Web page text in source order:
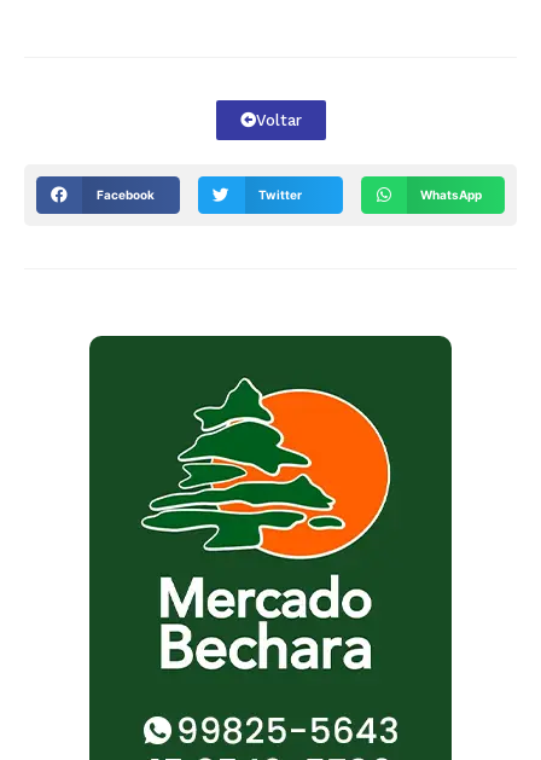
Voltar
Facebook Twitter WhatsApp